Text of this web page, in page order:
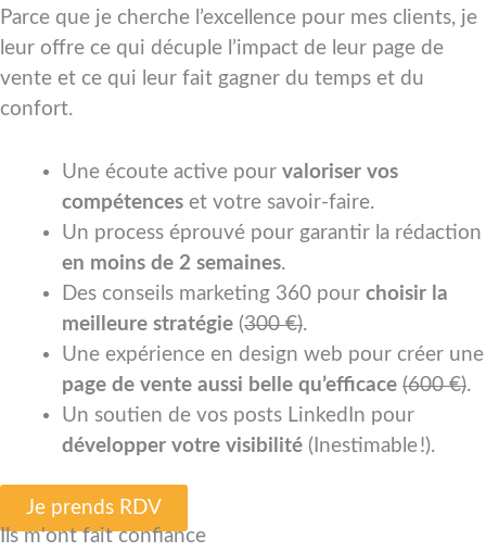
Parce que je cherche l’excellence pour mes clients, je
leur offre ce qui décuple l’impact de leur page de
vente et ce qui leur fait gagner du temps et du
confort.
Une écoute active pour valoriser vos
compétences et votre savoir-faire.
Un process éprouvé pour garantir la rédaction
en moins de 2 semaines.
Des conseils marketing 360 pour choisir la
meilleure stratégie (300 €).
Une expérience en design web pour créer une
page de vente aussi belle qu’efficace (600 €).
Un soutien de vos posts LinkedIn pour
développer votre visibilité (Inestimable !).
Je prends RDV
Ils m'ont fait confiance